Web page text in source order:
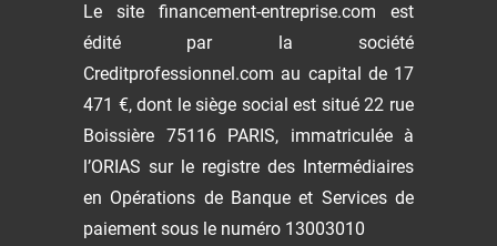
Le site financement-entreprise.com est
édité par la société
Creditprofessionnel.com au capital de 17
471 €, dont le siège social est situé 22 rue
Boissière 75116 PARIS, immatriculée à
l’ORIAS sur le registre des Intermédiaires
en Opérations de Banque et Services de
paiement sous le numéro 13003010